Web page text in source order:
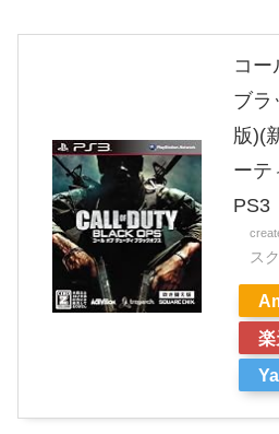
コー
ブラ
版)(
ーテ
PS3
ス
楽